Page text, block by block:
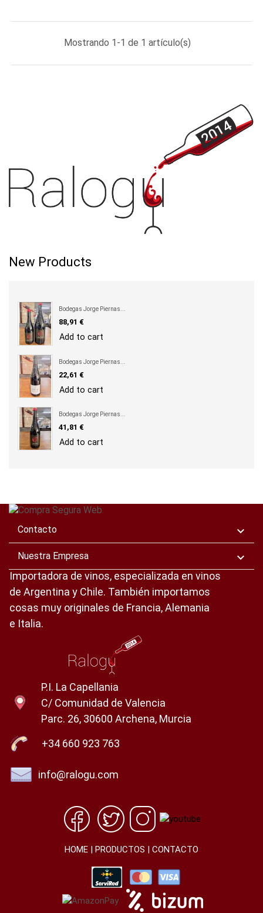
Mostrando 1-1 de 1 artículo(s)
New Products
Bodegas Jorge Piernas...
Precio
88,91 €
Add to cart
Bodegas Jorge Piernas...
Precio
22,61 €
Add to cart
Bodegas Jorge Piernas...
Precio
41,81 €
Add to cart
Contacto 
Nuestra Empresa 
Importadora de vinos, especializada en vinos
de Argentina y Chile. También importamos
cosas muy originales de Francia, Alemania
e Italia.
P.I. La Capellania
C/ Comunidad de Valencia
Parc. 26, 30600 Archena, Murcia
+34 660 923 763
info@ralogu.com
HOME | PRODUCTOS | CONTACTO